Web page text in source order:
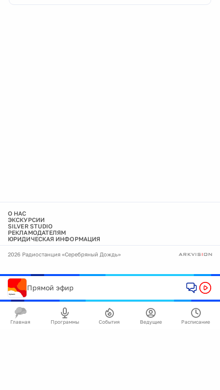
О НАС
ЭКСКУРСИИ
SILVER STUDIO
РЕКЛАМОДАТЕЛЯМ
ЮРИДИЧЕСКАЯ ИНФОРМАЦИЯ
2026 Радиостанция «Серебряный Дождь»
Прямой эфир
Главная Программы События Ведущие Расписание